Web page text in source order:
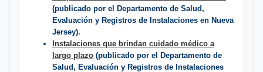
(publicado por el Departamento de Salud,
Evaluación y Registros de Instalaciones en Nueva
Jersey).
Instalaciones que brindan cuidado médico a
largo plazo (publicado por el Departamento de
Salud, Evaluación y Registros de Instalaciones